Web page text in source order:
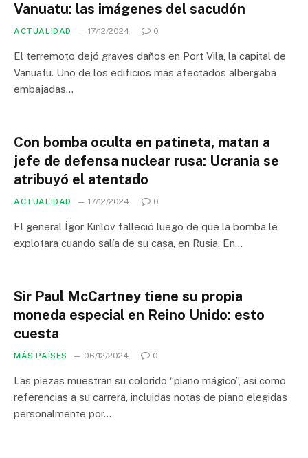
Vanuatu: las imágenes del sacudón
ACTUALIDAD 17/12/2024 0
El terremoto dejó graves daños en Port Vila, la capital de
Vanuatu. Uno de los edificios más afectados albergaba
embajadas…
Con bomba oculta en patineta, matan a
jefe de defensa nuclear rusa: Ucrania se
atribuyó el atentado
ACTUALIDAD 17/12/2024 0
El general Ígor Kirílov falleció luego de que la bomba le
explotara cuando salía de su casa, en Rusia. En…
Sir Paul McCartney tiene su propia
moneda especial en Reino Unido: esto
cuesta
MÁS PAÍSES 06/12/2024 0
Las piezas muestran su colorido “piano mágico”, así como
referencias a su carrera, incluidas notas de piano elegidas
personalmente por…